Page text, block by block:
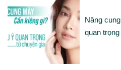
Nâng
quan